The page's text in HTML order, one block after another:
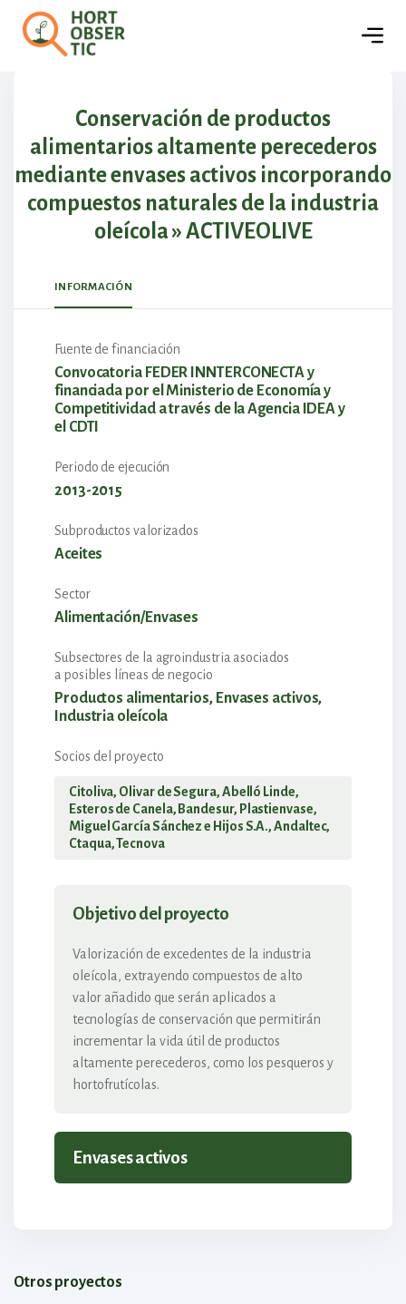
🏢 Empresas
Conservación de productos
alimentarios altamente perecederos
mediante envases activos incorporando
compuestos naturales de la industria
oleícola » ACTIVEOLIVE
INFORMACIÓN
Fuente de financiación
Convocatoria FEDER INNTERCONECTA y
financiada por el Ministerio de Economía y
Competitividad a través de la Agencia IDEA y
el CDTI
Periodo de ejecución
2013-2015
Subproductos valorizados
Aceites
Sector
Alimentación/Envases
Subsectores de la agroindustria asociados
a posibles líneas de negocio
Productos alimentarios, Envases activos,
Industria oleícola
Socios del proyecto
Citoliva, Olivar de Segura, Abelló Linde,
Esteros de Canela, Bandesur, Plastienvase,
Miguel García Sánchez e Hijos S.A., Andaltec,
Ctaqua, Tecnova
Objetivo del proyecto
Valorización de excedentes de la industria
oleícola, extrayendo compuestos de alto
valor añadido que serán aplicados a
tecnologías de conservación que permitirán
incrementar la vida útil de productos
altamente perecederos, como los pesqueros y
hortofrutícolas.
Envases activos
Otros proyectos